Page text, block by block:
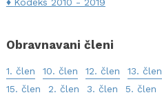
Obravnavani členi
1. člen 10. člen 12. člen
13. člen
15. člen
2. člen 3. člen
5. člen